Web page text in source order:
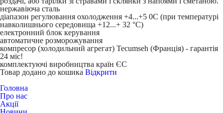
нержавіюча сталь
діапазон регулювання охолодження +4...+5 0С (при температурі
навколишнього середовища +12...+ 32 °C)
електронний блок керування
автоматичне розморожування
компресор (холодильний агрегат) Tecumseh (Франція) - гарантія
24 міс!
комплектуючі виробництва країн ЄC
Товар додано до кошика Відкрити
Головна
Про нас
Акції